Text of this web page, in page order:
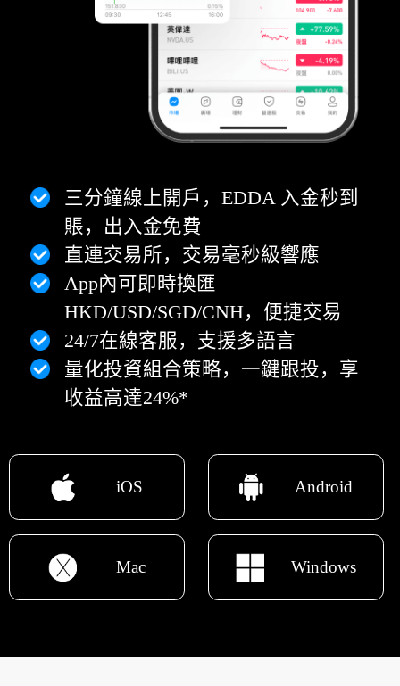
三分鐘線上開戶，EDDA 入金秒到
賬，出入金免費
直連交易所，交易毫秒級響應
App內可即時換匯
HKD/USD/SGD/CNH，便捷交易
24/7在線客服，支援多語言
量化投資組合策略，一鍵跟投，享
收益高達24%*
iOS Android
Mac Windows